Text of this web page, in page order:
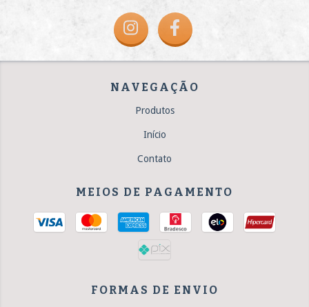
NAVEGAÇÃO
Produtos
Início
Contato
MEIOS DE PAGAMENTO
FORMAS DE ENVIO